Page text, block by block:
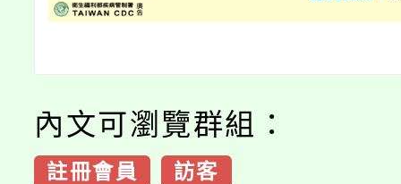
內文可瀏覽群組：
註冊會員 訪客